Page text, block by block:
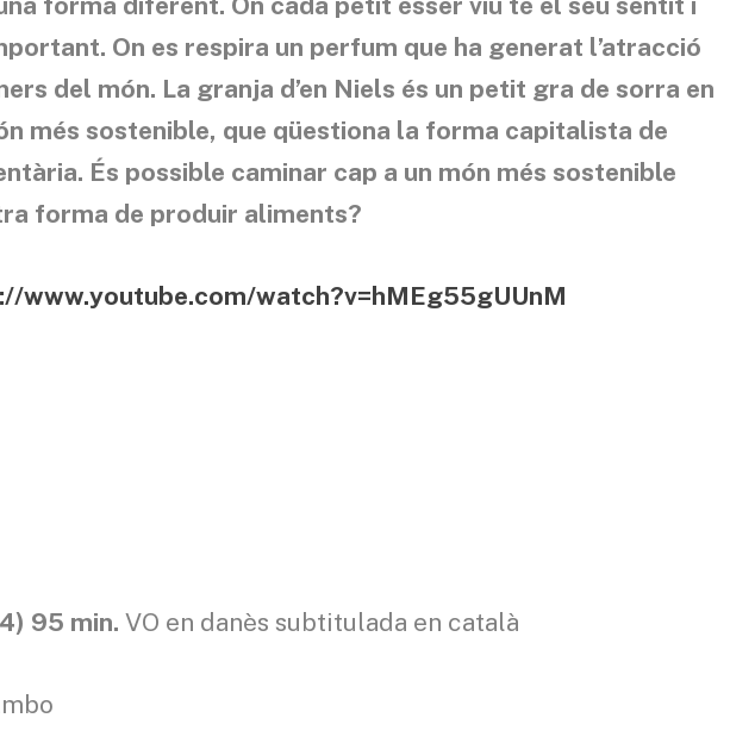
On es respira un perfum que ha generat l’atracció
del món. La granja d’en Niels és un petit gra de sorra en
més sostenible, que qüestiona la forma capitalista de
És possible caminar cap a un món més sostenible
forma de produir aliments?
www.youtube.com/watch?v=hMEg55gUUnM
95 min.VO en danès subtitulada en català